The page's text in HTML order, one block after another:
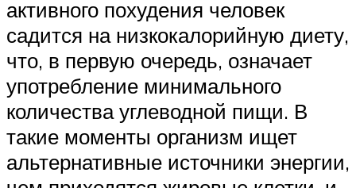
активного похудения человек
садится на низкокалорийную диету,
что, в первую очередь, означает
употребление минимального
количества углеводной пищи. В
такие моменты организм ищет
альтернативные источники энергии,